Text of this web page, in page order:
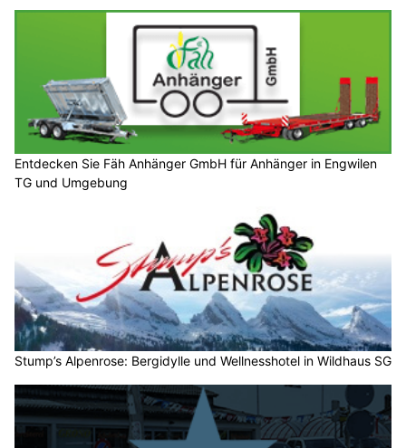
Entdecken Sie Fäh Anhänger GmbH für Anhänger in Engwilen
TG und Umgebung
Stump’s Alpenrose: Bergidylle und Wellnesshotel in Wildhaus SG